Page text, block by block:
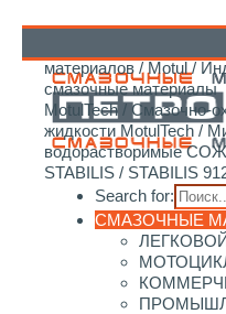
Search for:
СМАЗОЧНЫЕ
материалов/Motul/
смазочные материалы
MotulTech/ Смазочно-
жидкости MotulTech/
водорастворимые СОЖ
STABILIS/ STABILIS